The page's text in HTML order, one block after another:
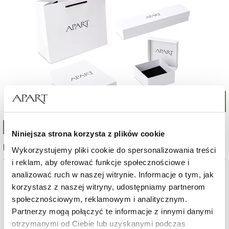
Niniejsza strona korzysta z plików cookie
Wykorzystujemy pliki cookie do spersonalizowania treści
i reklam, aby oferować funkcje społecznościowe i
analizować ruch w naszej witrynie. Informacje o tym, jak
korzystasz z naszej witryny, udostępniamy partnerom
społecznościowym, reklamowym i analitycznym.
Partnerzy mogą połączyć te informacje z innymi danymi
otrzymanymi od Ciebie lub uzyskanymi podczas
Najczęściej wybierane
Nowość Nowość